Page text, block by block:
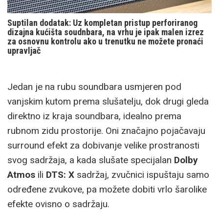
Suptilan dodatak: Uz kompletan pristup perforiranog
dizajna kućišta soudnbara, na vrhu je ipak malen izrez
za osnovnu kontrolu ako u trenutku ne možete pronaći
upravljač
Jedan je na rubu soundbara usmjeren pod
vanjskim kutom prema slušatelju, dok drugi gleda
direktno iz kraja soundbara, idealno prema
rubnom zidu prostorije. Oni značajno pojačavaju
surround efekt za dobivanje velike prostranosti
svog sadržaja, a kada slušate specijalan Dolby
Atmos ili DTS: X sadržaj, zvučnici ispuštaju samo
određene zvukove, pa možete dobiti vrlo šarolike
efekte ovisno o sadržaju.